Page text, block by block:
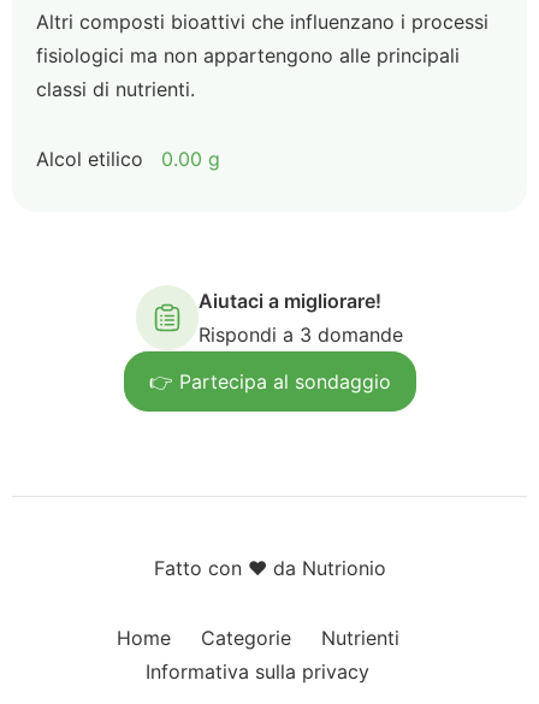
Altri composti bioattivi che influenzano i processi
fisiologici ma non appartengono alle principali
classi di nutrienti.
Alcol etilico 0.00 g
Aiutaci a migliorare!
Rispondi a 3 domande
👉 Partecipa al sondaggio
Fatto con ❤️ da Nutrionio
Home Categorie
Nutrienti
Informativa sulla privacy